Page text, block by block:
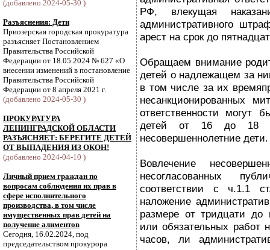
(добавлено 2024-05-30 )
Разъяснения: Дети
Приозерская городская прокуратура
разъясняет Постановлением
Правительства Российской
Федерации от 18.05.2024 № 627 «О
внесении изменений в постановление
Правительства Российской
Федерации от 8 апреля 2021 г.
(добавлено 2024-05-30 )
ПРОКУРАТУРА
ЛЕНИНГРАДСКОЙ ОБЛАСТИ
РАЗЪЯСНЯЕТ: БЕРЕГИТЕ ДЕТЕЙ
ОТ ВЫПАДЕНИЯ ИЗ ОКОН!
(добавлено 2024-04-10 )
Личный прием граждан по
вопросам соблюдения их прав в
сфере исполнительного
производства, в том числе
имущественных прав детей на
получение алиментов
Сегодня, 16.02.2024, под
председательством прокурора
РФ, влекущая
административного
арест на срок до
Обращаем внимание
детей о надлежащем за
в том числе за их
несанкционированных
ответственности могут
детей от 16 до 18
несовершеннолетние дети.
Вовлечение
несогласованных
соответствии с ч.1.1
наложение
размере от тридцати до
или обязательных работ
часов, ли